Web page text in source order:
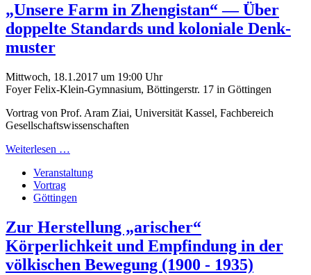
„Unsere Farm in Zhengistan“ — Über
doppelte Standards und koloniale Denk­
muster
Mittwoch, 18.1.2017 um 19:00 Uhr
Foyer Felix-Klein-Gymnasium, Böttingerstr. 17 in Göttingen
Vortrag von Prof. Aram Ziai, Universität Kassel, Fachbereich
Gesellschaftswissenschaften
Weiterlesen …
Veranstaltung
Vortrag
Göttingen
Zur Herstellung „arischer“
Körperlichkeit und Empfindung in der
völkischen Bewegung (1900 - 1935)